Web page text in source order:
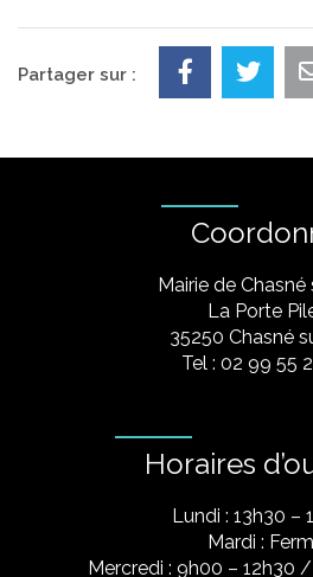
Partager sur :
Mairie de Chasné
La Porte
35250 Chasné
Tel : 02 99 55
Horaires
Lundi : 13h30 –
Mardi :
Mercredi : 9h00 – 12h30